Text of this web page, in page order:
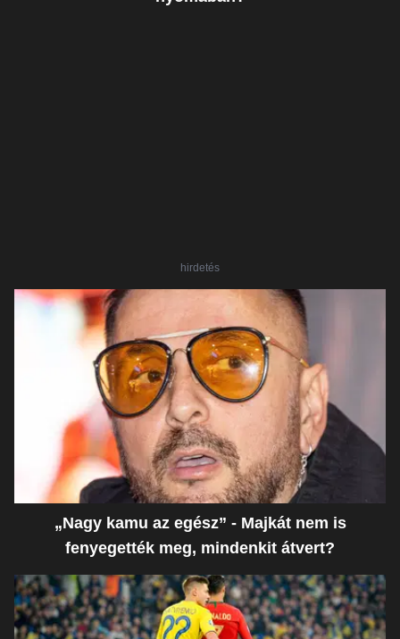
hirdetés
„Nagy kamu az egész” - Majkát nem is
fenyegették meg, mindenkit átvert?